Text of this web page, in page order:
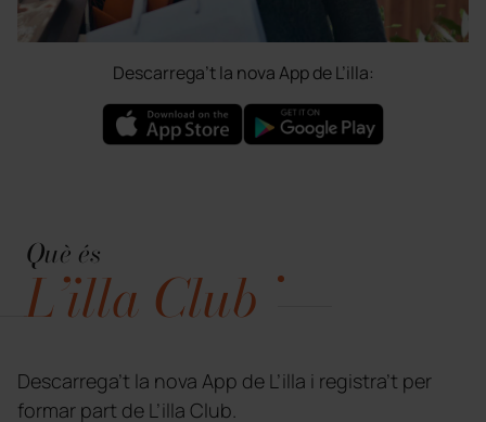
Descarrega’t la nova App de L’illa:
Què és
L’illa Club
Descarrega’t la nova App de L’illa i registra’t per
formar part de L’illa Club.